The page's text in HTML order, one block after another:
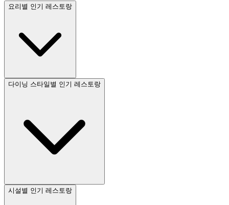
요리별 인기 레스토랑
다이닝 스타일별 인기 레스토랑
시설별 인기 레스토랑